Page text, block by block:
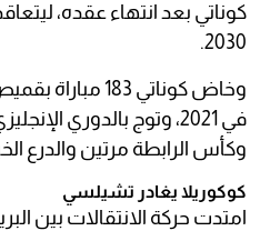
كوناتي بعد انتهاء عقده،
2030.
وخاض كوناتي 183
في 2021، وتوج بالدوري
وكأس الرابطة مرتين والدرع
كوكوريلا يغادر تشيلسي
امتدت حركة الانتقالات بين